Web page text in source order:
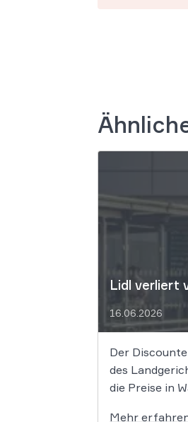
Lidl verliert
16.06.2026
Der
des
die Preise in
Mehr